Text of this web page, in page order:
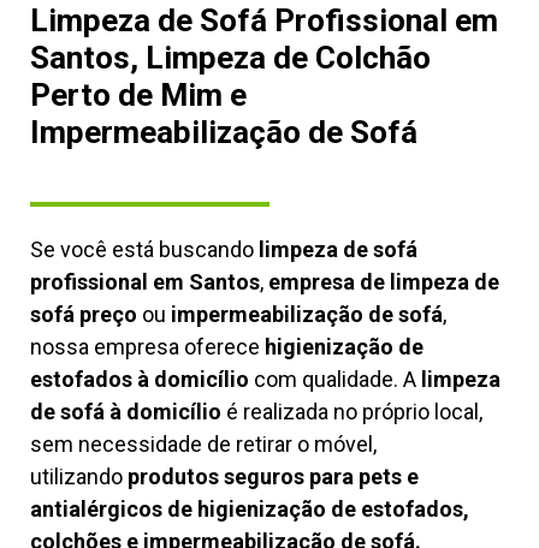
Limpeza de Sofá Profissional em
Santos, Limpeza de Colchão
Perto de Mim e
Impermeabilização de Sofá
Se você está buscando limpeza de sofá
profissional em Santos, empresa de limpeza de
sofá preço ou impermeabilização de sofá,
nossa empresa oferece higienização de
estofados à domicílio com qualidade. A limpeza
de sofá à domicílio é realizada no próprio local,
sem necessidade de retirar o móvel,
utilizando produtos seguros para pets e
antialérgicos de higienização de estofados,
colchões e impermeabilização de sofá.